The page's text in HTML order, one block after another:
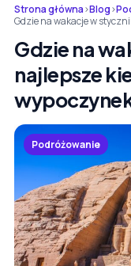
Strona główna›Blog›
Gdzie na wakacje w
Gdzie na
najlepsze
Podróżowanie